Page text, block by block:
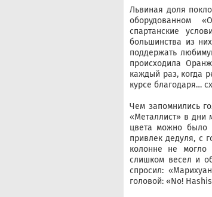
Львиная доля
оборудованном
спартанские
большинства из
поддержать
происходила
каждый раз, когда
курсе благодаря…
Чем запомнились
«Металлист» в дни
цвета можно было
привлек дедуля, с
колонне не
слишком весел и
спросил:
головой: «No!